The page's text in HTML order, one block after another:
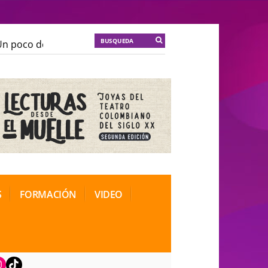
poco de locura para la cordura
de Teatro Rosa
FORMACIÓN VIDEO
TikTok